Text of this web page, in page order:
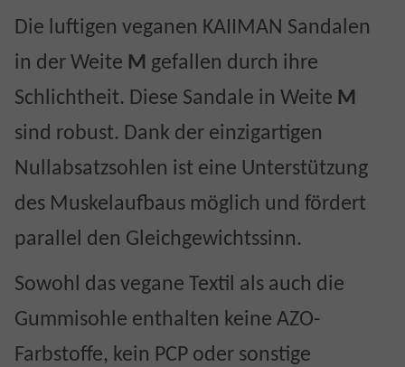
Die luftigen veganen KAIIMAN Sandalen
in der Weite M gefallen durch ihre
Schlichtheit. Diese Sandale in Weite M
sind robust. Dank der einzigartigen
Nullabsatzsohlen ist eine Unterstützung
des Muskelaufbaus möglich und fördert
parallel den Gleichgewichtssinn.
Sowohl das vegane Textil als auch die
Gummisohle enthalten keine AZO-
Farbstoffe, kein PCP oder sonstige